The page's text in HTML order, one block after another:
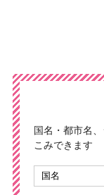
国名・都市名
こみできます